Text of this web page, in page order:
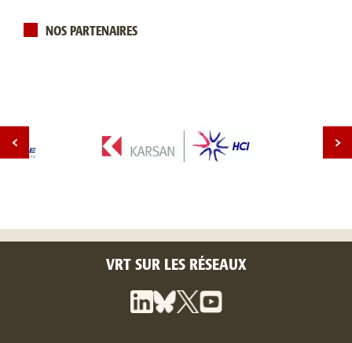
NOS PARTENAIRES
VRT SUR LES RÉSEAUX